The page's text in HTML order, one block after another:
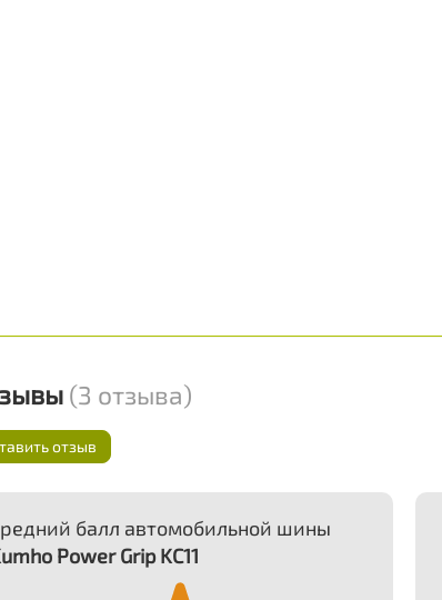
(3 отзыва)
отзыв
балл автомобильной шины
Power Grip KC11